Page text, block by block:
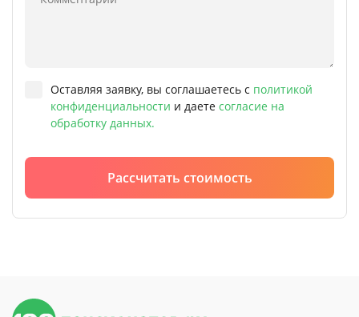
Оставляя заявку, вы соглашаетесь с политикой
конфиденциальности и даете согласие на
обработку данных.
Рассчитать стоимость